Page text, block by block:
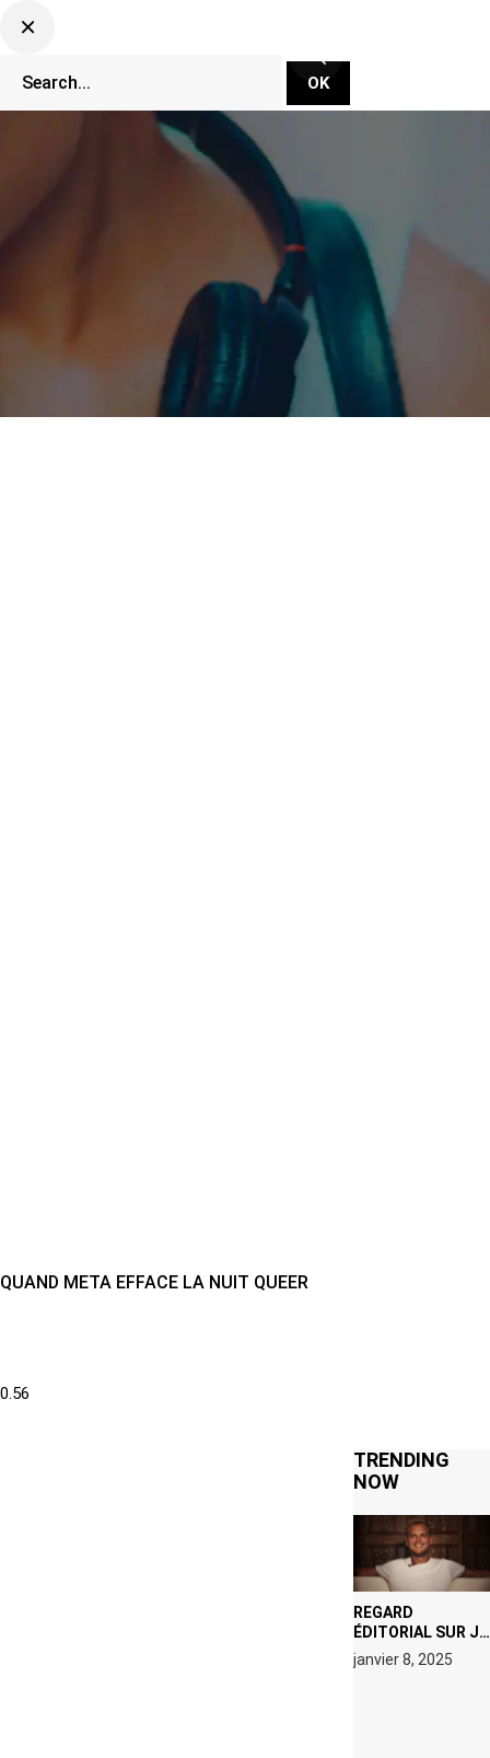
CLUBBING TV NETWORK
QUAND META EFFACE LA NUIT QUEER
TRENDING
NOW
REGARD
ÉDITORIAL SUR JE
M’APPELLE TIM
(NETFLIX) : AVICII,
janvier 8, 2025